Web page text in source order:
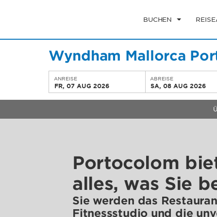
BUCHEN
Wyndham Mallorca
ANREISE
FR, 07 AUG 2026
ABREISE
SA, 08 AUG 2026
Portocolom
alles, was Sie
Sie werden das
Fitnessstudio und die